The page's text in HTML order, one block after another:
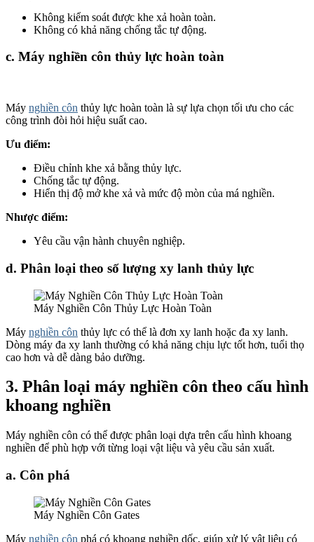
Không kiểm soát được khe xả hoàn toàn.
Không có khả năng chống tắc tự động.
c. Máy nghiền côn thủy lực hoàn toàn
Máy nghiền côn thủy lực hoàn toàn là sự lựa chọn tối ưu cho các
công trình đòi hỏi hiệu suất cao.
Ưu điểm:
Điều chỉnh khe xả bằng thủy lực.
Chống tắc tự động.
Hiển thị độ mở khe xả và mức độ mòn của má nghiền.
Nhược điểm:
Yêu cầu vận hành chuyên nghiệp.
d. Phân loại theo số lượng xy lanh thủy lực
Máy Nghiền Côn Thủy Lực Hoàn Toàn
Máy nghiền côn thủy lực có thể là đơn xy lanh hoặc đa xy lanh.
Dòng máy đa xy lanh thường có khả năng chịu lực tốt hơn, tuổi thọ
cao hơn và dễ dàng bảo dưỡng.
3. Phân loại máy nghiền côn theo cấu hình
khoang nghiền
Máy nghiền côn có thể được phân loại dựa trên cấu hình khoang
nghiền để phù hợp với từng loại vật liệu và yêu cầu sản xuất.
a. Côn phá
Máy Nghiền Côn Gates
Máy nghiền côn phá có khoang nghiền dốc, giúp xử lý vật liệu có